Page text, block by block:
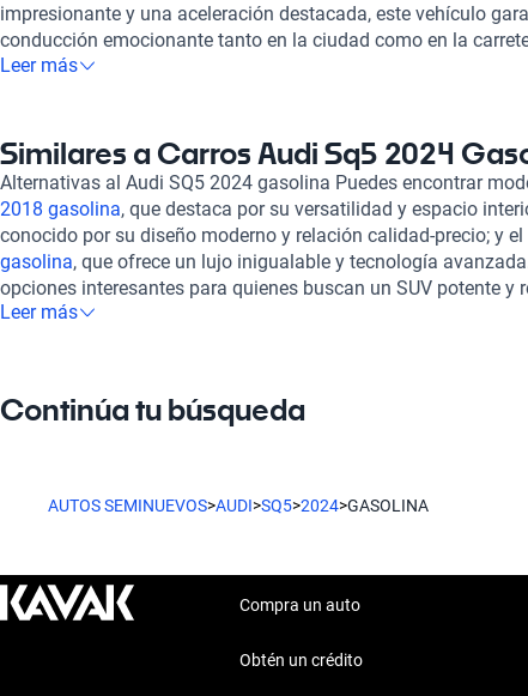
impresionante y una aceleración destacada, este vehículo
conducción emocionante tanto en la ciudad como en la
disfrutar de un equilibrio perfecto entre velocidad y confort,
intuitivos que mantienen al conductor conectado y entretenido.
habitáculo logra albergar con comodidad a toda la familia,
placentero y cómodo. En Kavak, nos comprometemos a
nuestros vehículos, incluido el Audi SQ5 2024, pasan por una
240 puntos, garantizando así su óptimo estado mecánico y
opciones de financiamiento flexibles y planes de garantía que
individuales, brindando tranquilidad en cada compra. La
Leer más
Similares a Carros Audi Sq5 2024
Alternativas al Audi SQ5 2024 gasolina Puedes encontrar
2018 gasolina, que destaca por su versatilidad y espacio
conocido por su diseño moderno y relación calidad-precio; y el
gasolina, que ofrece un lujo inigualable y tecnología
opciones interesantes para quienes buscan un SUV potente y
características únicas que los hacen destacar en el mercado.
Leer más
Continúa tu búsqueda
AUTOS SEMINUEVOS>AUDI>SQ5>2024>GASOLINA
Compra un auto
Obtén un crédito